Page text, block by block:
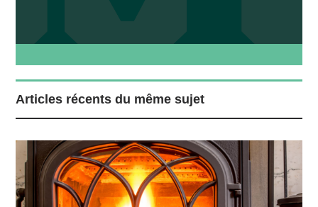
Articles récents du même sujet